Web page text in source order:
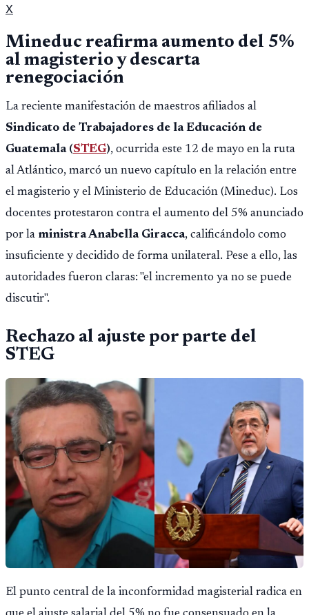
X
Mineduc reafirma aumento del 5%
al magisterio y descarta
renegociación
La reciente manifestación de maestros afiliados al
Sindicato de Trabajadores de la Educación de
Guatemala (STEG), ocurrida este 12 de mayo en la ruta
al Atlántico, marcó un nuevo capítulo en la relación entre
el magisterio y el Ministerio de Educación (Mineduc). Los
docentes protestaron contra el aumento del 5% anunciado
por la ministra Anabella Giracca, calificándolo como
insuficiente y decidido de forma unilateral. Pese a ello, las
autoridades fueron claras: "el incremento ya no se puede
discutir".
Rechazo al ajuste por parte del
STEG
El punto central de la inconformidad magisterial radica en